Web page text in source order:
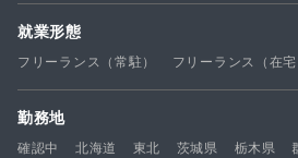
就業形態
フリーランス（常駐） フリーランス（在宅
勤務地
確認中 北海道 東北 茨城県 栃木県